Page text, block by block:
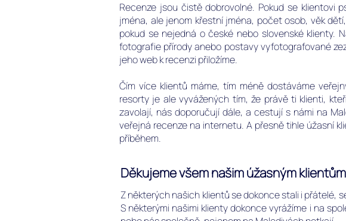
Recenze jsou čistě dobrovolné. Pokud se klientovi
jména, ale jenom křestní jména, počet osob, věk
pokud se nejedná o české nebo slovenské klienty.
fotografie přírody anebo postavy vyfotografované
jeho web k recenzi přiložíme.
Čím více klientů máme, tím méně dostáváme
resorty je ale vyvážených tím, že právě ti klienti,
zavolají, nás doporučují dále, a cestují s námi na
veřejná recenze na internetu. A přesně tihle úžasní
příběhem.
Děkujeme všem našim úžasným
Z některých našich klientů se dokonce stali i přátelé,
S některými našimi klienty dokonce vyrážíme i na